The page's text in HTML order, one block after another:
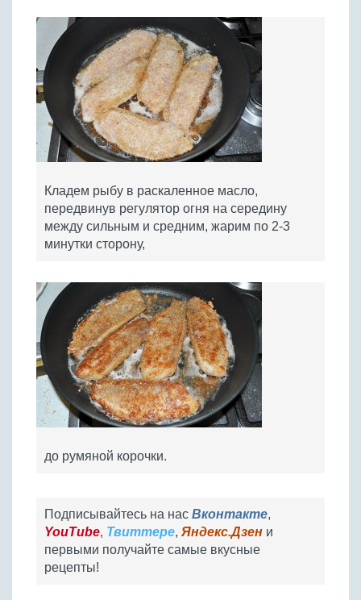
Кладем рыбу в раскаленное масло,
передвинув регулятор огня на середину
между сильным и средним, жарим по 2-3
минутки сторону,
до румяной корочки.
Подписывайтесь на нас Вконтакте,
YouTube, Твиттере, Яндекс.Дзен и
первыми получайте самые вкусные
рецепты!